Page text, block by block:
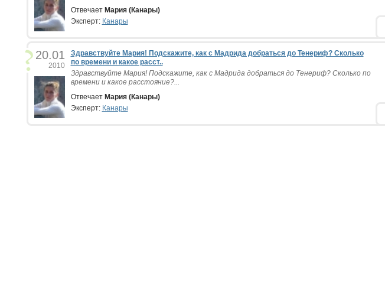
Отвечает Мария (Канары)
Эксперт: Канары
20.01
2010
Здравствуйте Мария! Подскажите, как с Мадрида добраться до Тенериф? Сколько
по времени и какое расст..
Здравствуйте Мария! Подскажите, как с Мадрида добраться до Тенериф? Сколько по
времени и какое расстояние?...
Отвечает Мария (Канары)
Эксперт: Канары